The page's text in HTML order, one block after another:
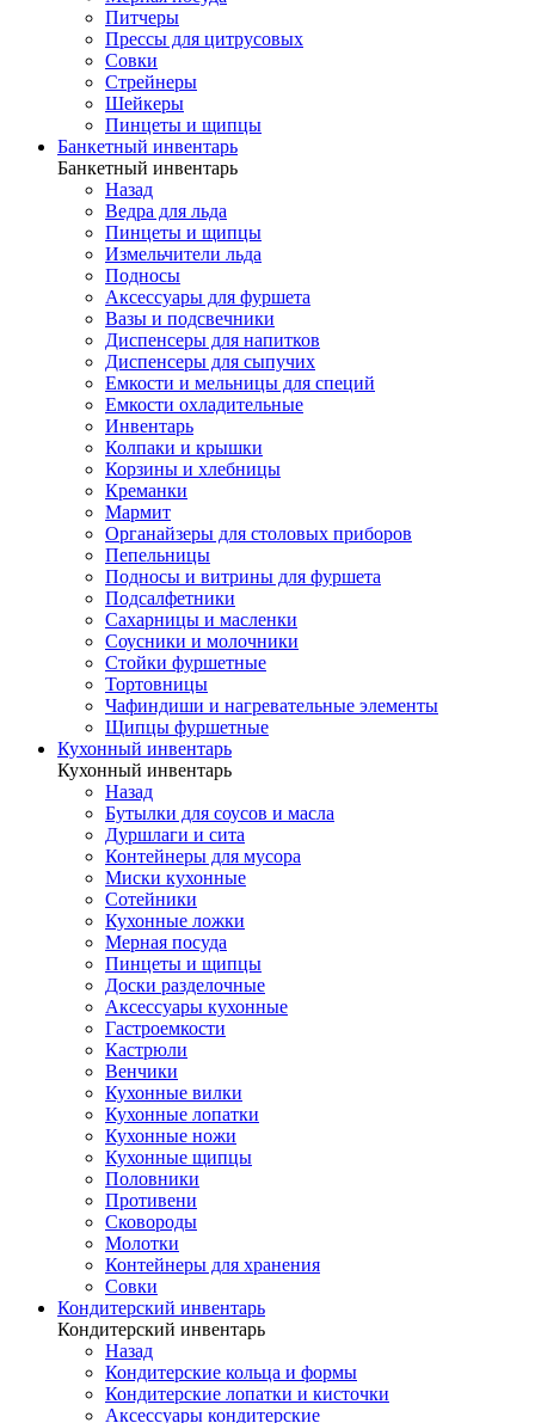
Питчеры
Прессы для цитрусовых
Совки
Стрейнеры
Шейкеры
Пинцеты и щипцы
Банкетный инвентарь
Банкетный инвентарь
Назад
Ведра для льда
Пинцеты и щипцы
Измельчители льда
Подносы
Аксессуары для фуршета
Вазы и подсвечники
Диспенсеры для напитков
Диспенсеры для сыпучих
Емкости и мельницы для специй
Емкости охладительные
Инвентарь
Колпаки и крышки
Корзины и хлебницы
Креманки
Мармит
Органайзеры для столовых приборов
Пепельницы
Подносы и витрины для фуршета
Подсалфетники
Сахарницы и масленки
Соусники и молочники
Стойки фуршетные
Тортовницы
Чафиндиши и нагревательные элементы
Щипцы фуршетные
Кухонный инвентарь
Кухонный инвентарь
Назад
Бутылки для соусов и масла
Дуршлаги и сита
Контейнеры для мусора
Миски кухонные
Сотейники
Кухонные ложки
Мерная посуда
Пинцеты и щипцы
Доски разделочные
Аксессуары кухонные
Гастроемкости
Кастрюли
Венчики
Кухонные вилки
Кухонные лопатки
Кухонные ножи
Кухонные щипцы
Половники
Противени
Сковороды
Молотки
Контейнеры для хранения
Совки
Кондитерский инвентарь
Кондитерский инвентарь
Назад
Кондитерские кольца и формы
Кондитерские лопатки и кисточки
Аксессуары кондитерские